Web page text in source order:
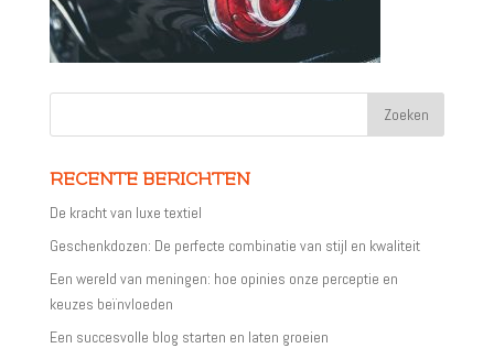
RECENTE BERICHTEN
De kracht van luxe textiel
Geschenkdozen: De perfecte combinatie van stijl en kwaliteit
Een wereld van meningen: hoe opinies onze perceptie en
keuzes beïnvloeden
Een succesvolle blog starten en laten groeien